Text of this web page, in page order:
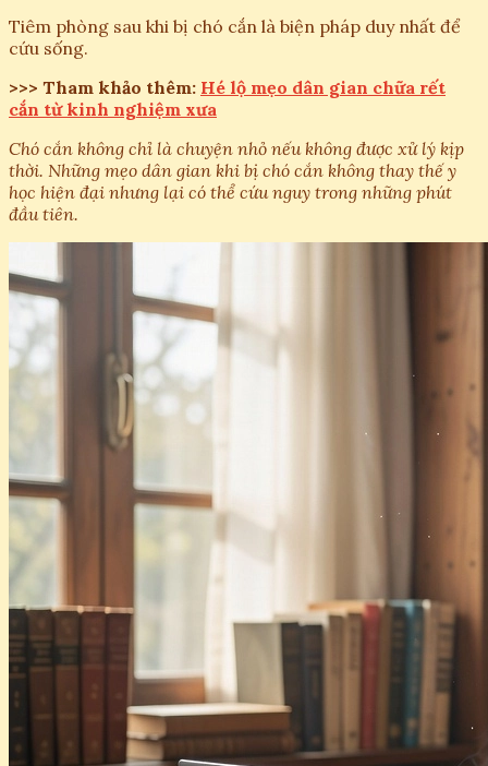
Tiêm phòng sau khi bị chó cắn là biện pháp duy nhất để
cứu sống.
>>> Tham khảo thêm: Hé lộ mẹo dân gian chữa rết
cắn từ kinh nghiệm xưa
Chó cắn không chỉ là chuyện nhỏ nếu không được xử lý kịp
thời. Những mẹo dân gian khi bị chó cắn không thay thế y
học hiện đại nhưng lại có thể cứu nguy trong những phút
đầu tiên.